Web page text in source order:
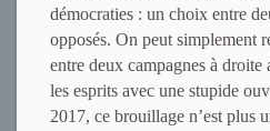
démocraties : un choix entre
opposés. On peut simplement
entre deux campagnes à
les esprits avec une stupide
2017, ce brouillage n’est plus